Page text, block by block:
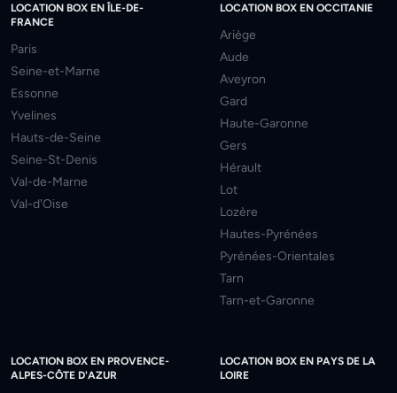
LOCATION BOX EN ÎLE-DE-
FRANCE
Paris
Seine-et-Marne
Essonne
Yvelines
Hauts-de-Seine
Seine-St-Denis
Val-de-Marne
Val-d'Oise
LOCATION BOX EN OCCITANIE
Ariège
Aude
Aveyron
Gard
Haute-Garonne
Gers
Hérault
Lot
Lozère
Hautes-Pyrénées
Pyrénées-Orientales
Tarn
Tarn-et-Garonne
LOCATION BOX EN PROVENCE-
ALPES-CÔTE D'AZUR
LOCATION BOX EN PAYS DE LA
LOIRE